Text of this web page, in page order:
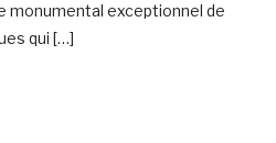
monumental exceptionnel de
qui […]